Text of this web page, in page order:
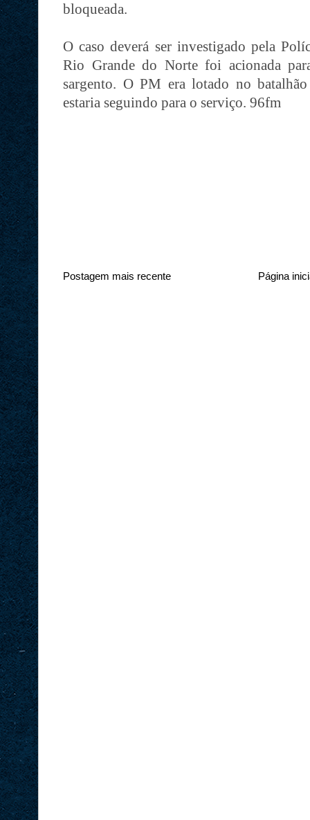
bloqueada.
O caso deverá ser investigado pela
Rio Grande do Norte foi acionada
sargento. O PM era lotado no
estaria seguindo para o serviço. 96fm
Postagem mais recente Página